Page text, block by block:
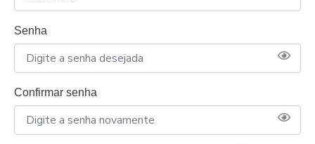
Senha
Confirmar senha